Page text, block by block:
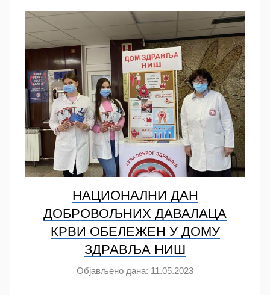
НАЦИОНАЛНИ ДАН
ДОБРОВОЉНИХ ДАВАЛАЦА
КРВИ ОБЕЛЕЖЕН У ДОМУ
ЗДРАВЉА НИШ
Објављено дана: 11.05.2023